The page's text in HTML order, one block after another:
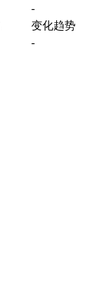
-
变化趋势
-